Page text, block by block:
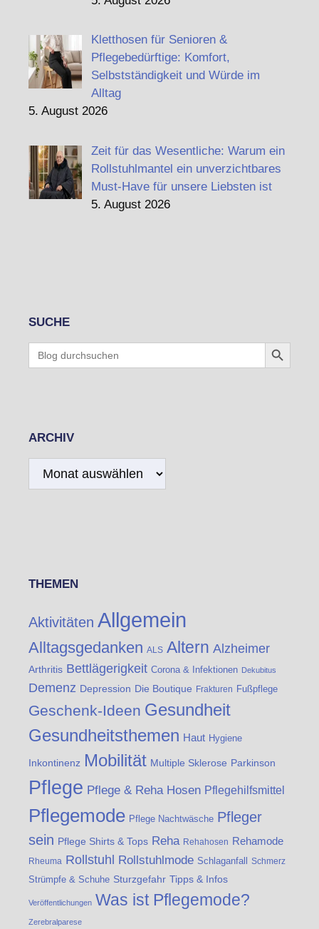
Kletthosen für Senioren &
Pflegebedürftige: Komfort,
Selbstständigkeit und Würde im
Alltag
5. August 2026
Zeit für das Wesentliche: Warum ein
Rollstuhlmantel ein unverzichtbares
Must-Have für unsere Liebsten ist
5. August 2026
SUCHE
for:
Search Button
ARCHIV
Archiv
THEMEN
Aktivitäten Allgemein
Alltagsgedanken ALS Altern Alzheimer
Arthritis Bettlägerigkeit Corona & Infektionen Dekubitus
Demenz Depression Die Boutique Frakturen Fußpflege
Geschenk-Ideen Gesundheit
Gesundheitsthemen Haut Hygiene
Inkontinenz Mobilität Multiple Sklerose Parkinson
Pflege Pflege & Reha Hosen Pflegehilfsmittel
Pflegemode Pflege Nachtwäsche Pfleger
sein Pflege Shirts & Tops Reha Rehahosen Rehamode
Rheuma Rollstuhl Rollstuhlmode Schlaganfall Schmerz
Strümpfe & Schuhe Sturzgefahr Tipps & Infos
Veröffentlichungen Was ist Pflegemode?
Zerebralparese